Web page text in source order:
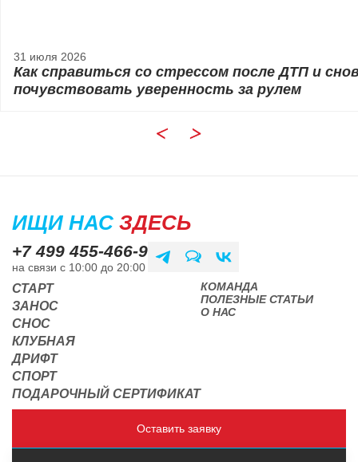
31 июля 2026
Как справиться со стрессом после ДТП и
почувствовать уверенность за рулем
ИЩИ НАС ЗДЕСЬ
+7 499 455-466-9
на связи с 10:00 до 20:00
СТАРТ
ЗАНОС
СНОС
КЛУБНАЯ
ДРИФТ
СПОРТ
ПОДАРОЧНЫЙ СЕРТИФИКАТ
КОМАНДА
ПОЛЕЗНЫЕ СТАТЬИ
О НАС
Оставить заявку